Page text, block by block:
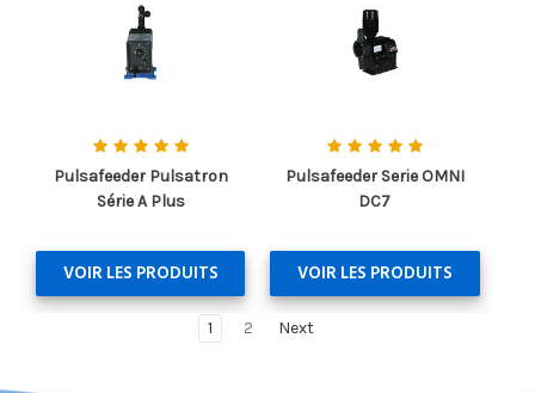
Pulsafeeder Pulsatron
Série A Plus
VOIR LES PRODUITS
Pulsafeeder Serie OMNI
DC7
VOIR LES PRODUITS
1 2 Next